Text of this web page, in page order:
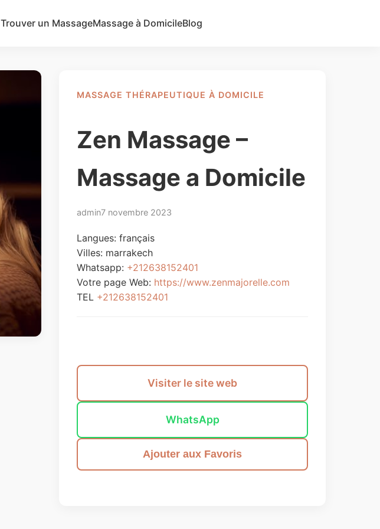
Trouver un MassageMassage à DomicileBlog
MASSAGE THÉRAPEUTIQUE À DOMICILE
Zen Massage –
Massage a Domicile
admin7 novembre 2023
Langues: français
Villes: marrakech
Whatsapp: +212638152401
Votre page Web: https://www.zenmajorelle.com
TEL +212638152401
Visiter le site web
WhatsApp
Ajouter aux Favoris